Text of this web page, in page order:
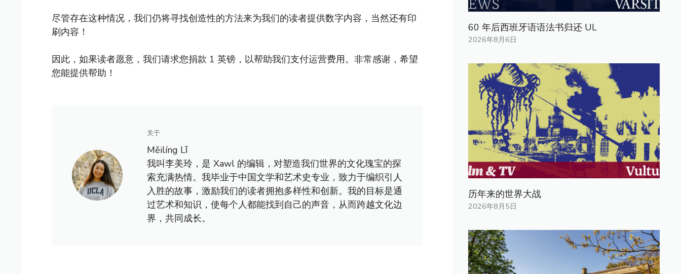
尽管存在这种情况，我们仍将寻找创造性的方法来为我们的读者提供数字内容，当然还有印
刷内容！
因此，如果读者愿意，我们请求您捐款 1 英镑，以帮助我们支付运营费用。非常感谢，希望
您能提供帮助！
关于
Měilíng Lǐ
我叫李美玲，是 Xawl 的编辑，对塑造我们世界的文化瑰宝的探
索充满热情。我毕业于中国文学和艺术史专业，致力于编织引人
入胜的故事，激励我们的读者拥抱多样性和创新。我的目标是通
过艺术和知识，使每个人都能找到自己的声音，从而跨越文化边
界，共同成长。
60 年后西班牙语语法书归还 UL
2026年8月6日
历年来的世界大战
2026年8月5日